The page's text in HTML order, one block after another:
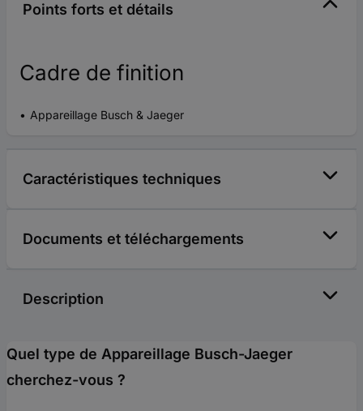
Points forts et détails
Cadre de finition
Appareillage Busch & Jaeger
Caractéristiques techniques
Documents et téléchargements
Description
Quel type de Appareillage Busch-Jaeger
cherchez-vous ?